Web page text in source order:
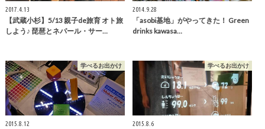
2017.4.13
【武蔵小杉】5/13 親子de旅育 オト旅
しよう♪ 琵琶とネパール・サー…
2014.9.28
「asobi基地」がやってきた！ Green
drinks kawasa…
学べるお出かけ
2015.8.12
学べるお出かけ
2015.8.6